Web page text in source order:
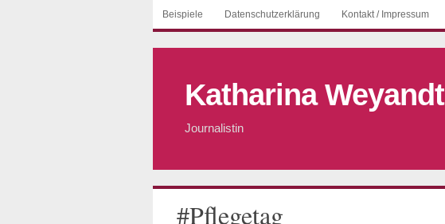
Beispiele Datenschutzerklärung Kontakt / Impressum
Katharina Weyandt
Journalistin
#Pflegetag